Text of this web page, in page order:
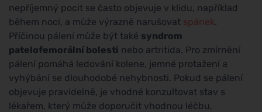
nepříjemný pocit se často objevuje v klidu, například
během noci, a může výrazně narušovat spánek.
Příčinou pálení může být také syndrom
patelofemorální bolesti nebo artritida. Pro zmírnění
pálení pomáhá ledování kolene, jemné protažení a
vyhýbání se dlouhodobé nehybnosti. Pokud se pálení
objevuje pravidelně, je vhodné konzultovat stav s
lékařem, který může doporučit vhodnou léčbu,